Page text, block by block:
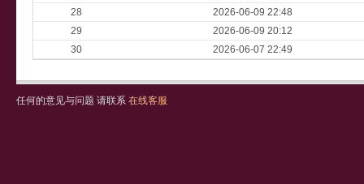
28
2026-06-09 22:48
29
2026-06-09 20:12
30
2026-06-07 22:49
任何的意见与问题 请联系 在线客服